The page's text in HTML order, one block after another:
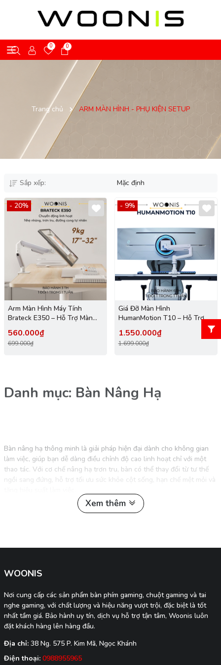
0 0
Trang chủ ARM MÀN HÌNH - PHỤ KIỆN SETUP
Sắp xếp: Mặc định
- 20%
Arm Màn Hình Máy Tính
Brateck E350 – Hỗ Trợ Màn
17”-32”, Tải Trọng 9Kg, Xoay
Gập Linh Hoạt Chuẩn Công
Thái Học
560.000₫
699.000₫
- 9%
Giá Đỡ Màn Hình
HumanMotion T10 – Hỗ Trợ
17”–49”, Tải Trọng Lên Đến
18.8kg
1.550.000₫
1.699.000₫
Danh mục: Bàn Nâng Hạ
Bàn nâng hạ thông minh là giải pháp hiện đại dành cho không gian
làm việc, giúp bạn dễ dàng điều chỉnh độ cao linh hoạt chỉ với một
thao tác. Với cơ chế nâng hạ trơn tru, bàn có thể thay đổi từ tư thế
ngồi sang đứng, hỗ trợ tối ưu sức khỏe cột sống, hạn chế mệt mỏi và
Mặt bàn rộng rãi, chịu lực tốt, hỗ trợ nhiều thiết bị cùng lúc.
👉 Lựa chọn bàn nâng hạ là đầu tư cho sức khỏe và một phong cách
làm việc hiện đại, chuyên nghiệp.
Xem thêm
WOONIS
Nơi cung cấp các sản phẩm bàn phím gaming, chuột gaming và tai
nghe gaming, với chất lượng và hiệu năng vượt trội, đặc biệt là tốt
nhất tầm giá. Bảo hành uy tín, dịch vụ hỗ trợ tận tâm, Woonis luôn
đặt khách hàng lên hàng đầu.
Địa chỉ: 38 Ng. 575 P. Kim Mã, Ngọc Khánh
Điện thoại: 0988955965